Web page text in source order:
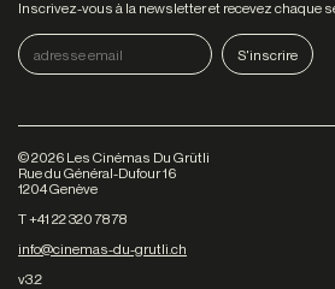
Inscrivez-vous à la newsletter et recevez chaque
©2026 Les Cinémas Du Grütli
Rue du Général-Dufour 16
1204 Genève
T +41 22 320 78 78
info@cinemas-du-grutli.ch
v3.2